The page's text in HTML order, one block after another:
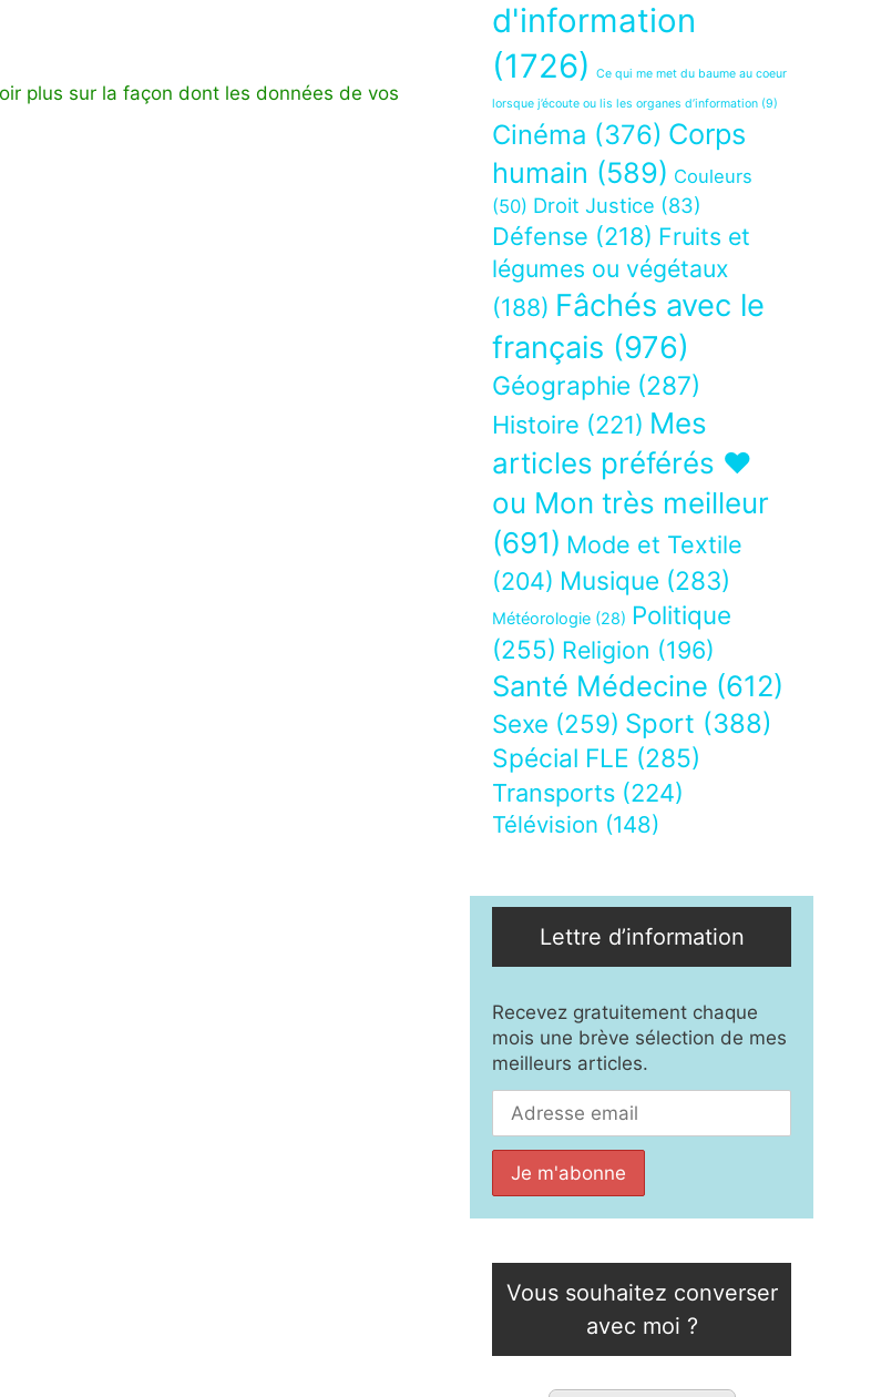
plus sur la façon dont les données de vos
d'information
(1726)
Ce qui me met du baume au coeur
lorsque j’écoute ou lis les organes d’information (9)
Cinéma (376) Corps
humain (589) Couleurs
(50) Droit Justice (83)
Défense (218) Fruits et
légumes ou végétaux
(188) Fâchés avec le
français (976)
Géographie (287)
Histoire (221) Mes
articles préférés ❤
ou Mon très meilleur
(691) Mode et Textile
(204) Musique (283)
Météorologie (28) Politique
(255) Religion (196)
Santé Médecine (612)
Sexe (259) Sport (388)
Spécial FLE (285)
Transports (224)
Télévision (148)
Lettre d’information
Recevez gratuitement chaque
mois une brève sélection de mes
meilleurs articles.
Vous souhaitez converser
avec moi ?